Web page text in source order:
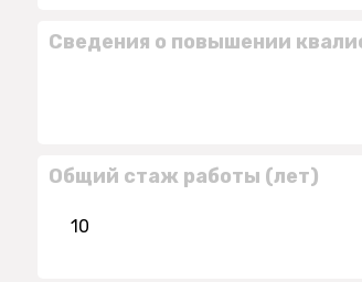
Сведения о повышении
Общий стаж работы (лет)
10